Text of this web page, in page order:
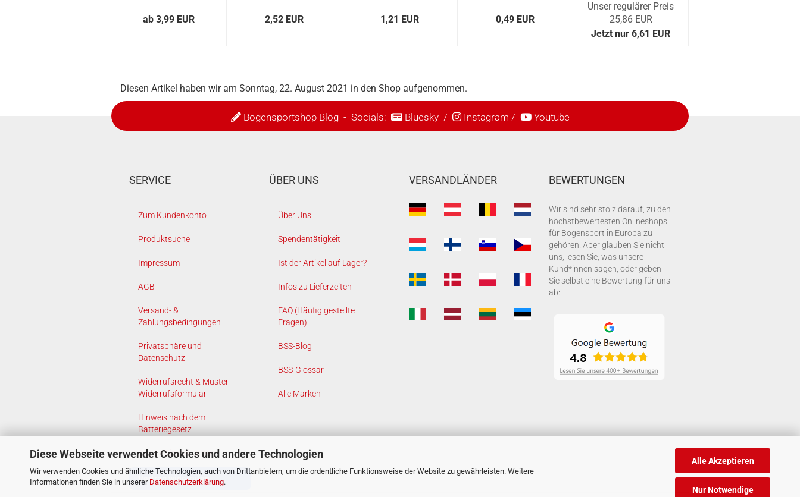
Diese Webseite verwendet Cookies und andere Technologien
Wir verwenden Cookies und ähnliche Technologien, auch von Drittanbietern, um die ordentliche Funktionsweise der Website zu gewährleisten. Weitere
Informationen finden Sie in unserer Datenschutzerklärung.
Alle Akzeptieren
Nur Notwendige
ab 3,99 EUR 2,52 EUR 1,21 EUR 0,49 EUR
Unser regulärer Preis
25,86 EUR
Jetzt nur 6,61 EUR
Diesen Artikel haben wir am Sonntag, 22. August 2021 in den Shop aufgenommen.
Bogensportshop Blog- Socials: Bluesky/ Instagram / Youtube
SERVICE
Zum Kundenkonto
Produktsuche
Impressum
AGB
Versand- &
Zahlungsbedingungen
Privatsphäre und
Datenschutz
Widerrufsrecht & Muster-
Widerrufsformular
Hinweis nach dem
Batteriegesetz
Cookie Einstellungen
Vertrag widerrufen
ÜBER UNS
Über Uns
Spendentätigkeit
Ist der Artikel auf Lager?
Infos zu Lieferzeiten
FAQ (Häufig gestellte
Fragen)
BSS-Blog
BSS-Glossar
Alle Marken
VERSANDLÄNDER BEWERTUNGEN
Wir sind sehr stolz darauf, zu den
höchstbewertesten Onlineshops
für Bogensport in Europa zu
gehören. Aber glauben Sie nicht
uns, lesen Sie, was unsere
Kund*innen sagen, oder geben
Sie selbst eine Bewertung für uns
ab: